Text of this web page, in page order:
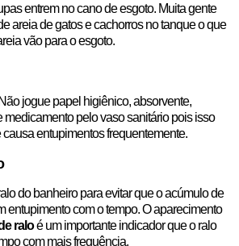
entrem no cano de esgoto. Muita gente
areia de gatos e cachorros no tanque o que
vão para o esgoto.
jogue papel higiênico, absorvente,
medicamento pelo vaso sanitário pois isso
entupimentos frequentemente.
do banheiro para evitar que o acúmulo de
entupimento com o tempo. O aparecimento
raloé um importante indicador que o ralo
com mais frequência.